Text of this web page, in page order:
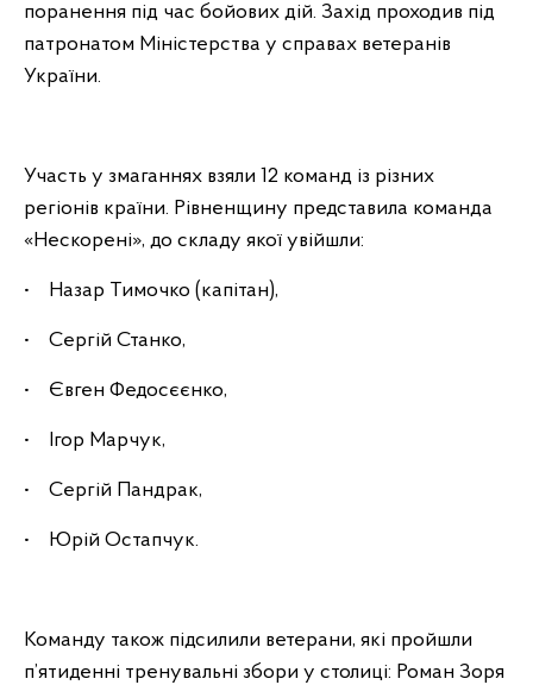
поранення під час бойових дій. Захід проходив під
патронатом Міністерства у справах ветеранів
України.
Участь у змаганнях взяли 12 команд із різних
регіонів країни. Рівненщину представила команда
«Нескорені», до складу якої увійшли:
• Назар Тимочко (капітан),
• Сергій Станко,
• Євген Федосєєнко,
• Ігор Марчук,
• Сергій Пандрак,
• Юрій Остапчук.
Команду також підсилили ветерани, які пройшли
п’ятиденні тренувальні збори у столиці: Роман Зоря